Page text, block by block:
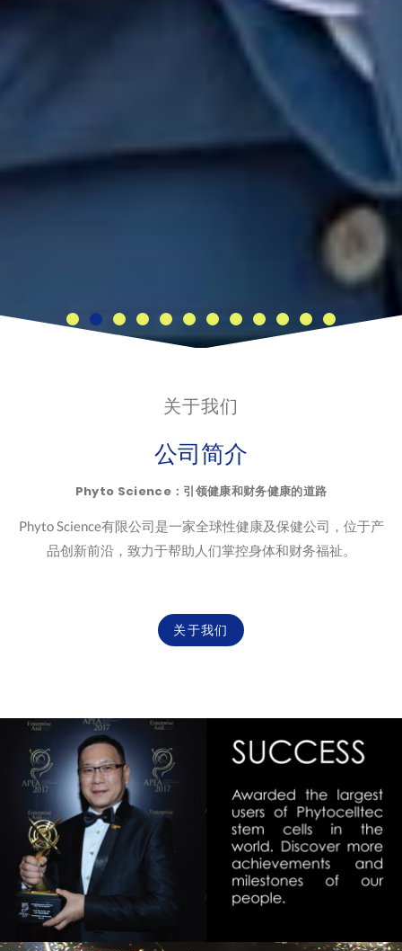
关于我们
公司简介
Phyto Science：引领健康和财务健康的道路
Phyto Science有限公司是一家全球性健康及保健公司，位于产
品创新前沿，致力于帮助人们掌控身体和财务福祉。
关于我们